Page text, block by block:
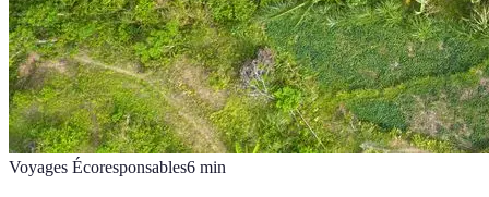
Voyages Écoresponsables6 min